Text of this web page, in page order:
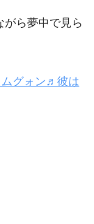
がら夢中で見ら
ムグォン♬彼は